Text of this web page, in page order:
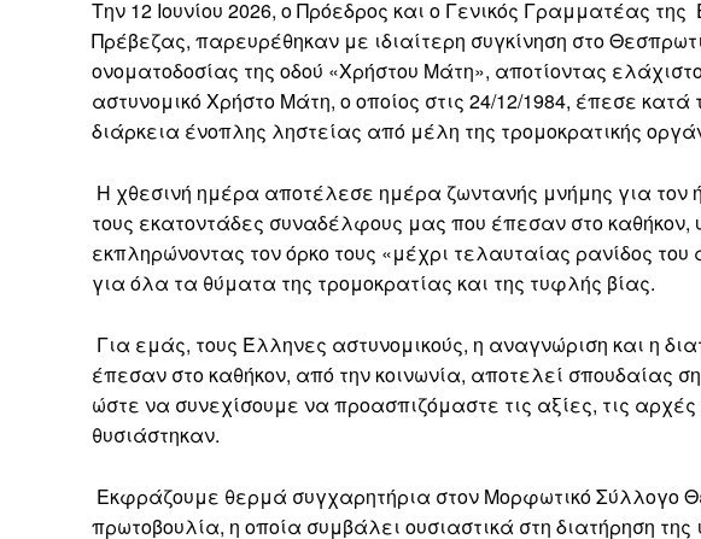
Την 12 Ιουνίου 2026, ο Πρόεδρος και ο Γενικός Γραμματέας
Πρέβεζας, παρευρέθηκαν με ιδιαίτερη συγκίνηση στο
ονοματοδοσίας της οδού «Χρήστου Μάτη», αποτίοντας
αστυνομικό Χρήστο Μάτη, ο οποίος στις 24/12/1984, έπεσε κατά
διάρκεια ένοπλης ληστείας από μέλη της τρομοκρατικής
Η χθεσινή ημέρα αποτέλεσε ημέρα ζωντανής μνήμης για
τους εκατοντάδες συναδέλφους μας που έπεσαν στο καθήκον,
εκπληρώνοντας τον όρκο τους «μέχρι τελαυταίας ρανίδος
για όλα τα θύματα της τρομοκρατίας και της τυφλής βίας.
Για εμάς, τους Έλληνες αστυνομικούς, η αναγνώριση και η
έπεσαν στο καθήκον, από την κοινωνία, αποτελεί σπουδαίας
ώστε να συνεχίσουμε να προασπιζόμαστε τις αξίες, τις αρχές
θυσιάστηκαν.
Εκφράζουμε θερμά συγχαρητήρια στον Μορφωτικό Σύλλογο
πρωτοβουλία, η οποία συμβάλει ουσιαστικά στη διατήρηση της